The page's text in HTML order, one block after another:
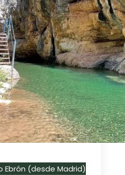
Ebrón (desde Madrid)